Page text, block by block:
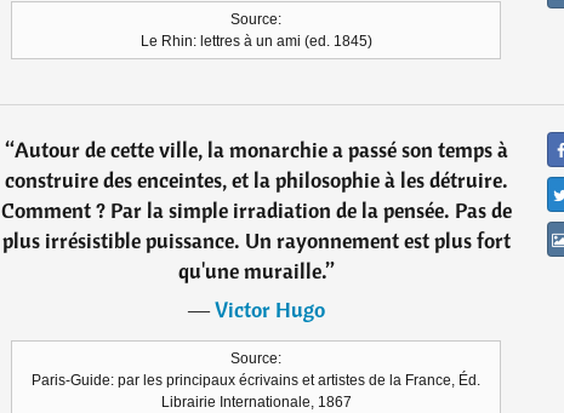
Source:
Le Rhin: lettres à un ami (ed. 1845)
“Autour de cette ville, la monarchie a passé son temps à
construire des enceintes, et la philosophie à les détruire.
Comment ? Par la simple irradiation de la pensée. Pas de
plus irrésistible puissance. Un rayonnement est plus fort
qu'une muraille.”
―Victor Hugo
Source:
Paris-Guide: par les principaux écrivains et artistes de la France, Éd.
Librairie Internationale, 1867